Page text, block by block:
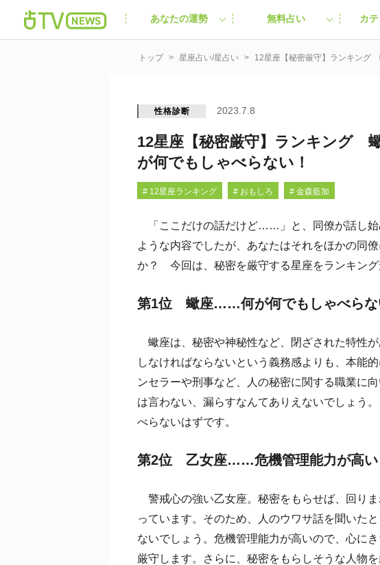
あなたの運勢 無料占い カ
性格診断 2023.7.8
12星座【秘密厳守】ランキング
が何でもしゃべらない！
# 12星座ランキング # おもしろ # 金森藍加
「ここだけの話だけど……」と、同僚が話し始
ような内容でしたが、あなたはそれをほかの同
か？ 今回は、秘密を厳守する星座をランキング
第1位 蠍座……何が何でもしゃべらな
蠍座は、秘密や神秘性など、閉ざされた特性
しなければならないという義務感よりも、本能
ンセラーや刑事など、人の秘密に関する職業に
は言わない、漏らすなんてありえないでしょう
べらないはずです。
第2位 乙女座……危機管理能力が高い
警戒心の強い乙女座。秘密をもらせば、回り
っています。そのため、人のウワサ話を聞いた
ないでしょう。危機管理能力が高いので、心に
厳守します。さらに、秘密をもらしそうな人物
トップ 星座占い/星占い 12星座【秘密厳守】ランキング